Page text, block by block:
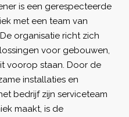
is een gerespecteerde
met een team van
organisatie richt zich
voor gebouwen,
voorop staan. Door de
installaties en
bedrijf zijn serviceteam
maakt, is de